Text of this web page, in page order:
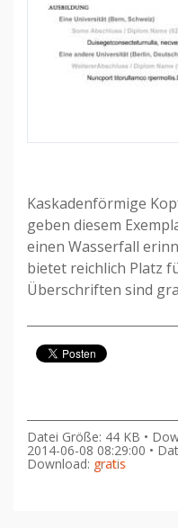
Kaskadenförmige
geben diesem
einen Wasserfall
bietet reichlich Platz
Überschriften sind
Datei Größe: 44 KB •
2014-06-08 08:29:00 •
Download: gratis